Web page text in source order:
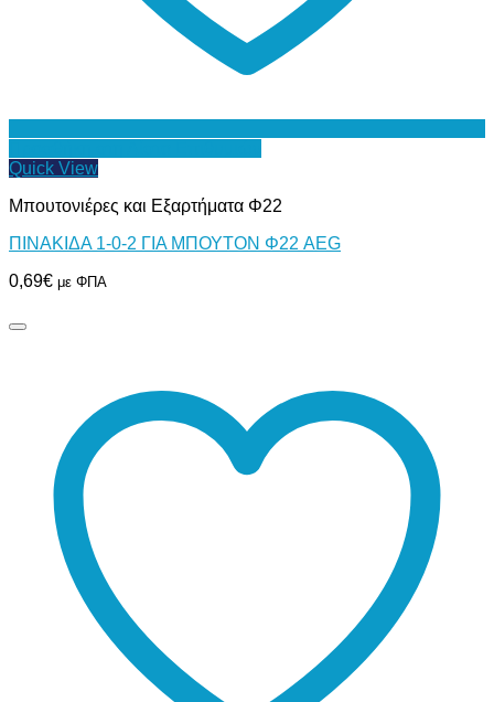
Quick View
Μπουτονιέρες και Εξαρτήματα Φ22
ΠΙΝΑΚΙΔΑ 1-0-2 ΓΙΑ ΜΠΟΥΤΟΝ Φ22 AEG
0,69€ με ΦΠΑ